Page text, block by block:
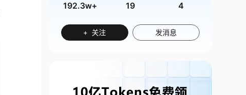
192.3w+ 19 4
+ 关注 发消息